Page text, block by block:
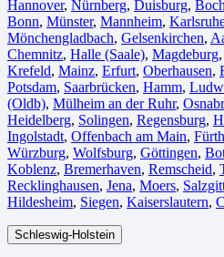
Hannover, Nürnberg, Duisburg⁠,
Bonn⁠, Münster⁠, Mannheim,
Mönchengladbach⁠, Gelsenkirchen⁠,
Chemnitz⁠, Halle (Saale)⁠, Magdeburg,
Krefeld⁠, Mainz⁠, Erfurt, Oberhausen⁠,
Potsdam, Saarbrücken⁠, Hamm,
(Oldb), Mülheim an der Ruhr,
Heidelberg, Solingen, Regensburg,
Ingolstadt, Offenbach am Main, Fürth⁠
Würzburg, Wolfsburg⁠, Göttingen,
Koblenz, Bremerhaven⁠, Remscheid,
Recklinghausen, Jena⁠, Moers⁠,
Hildesheim⁠, Siegen⁠, Kaiserslautern⁠,
Schleswig-Holstein